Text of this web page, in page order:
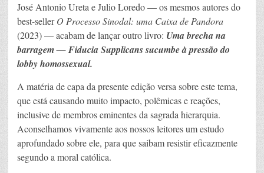
José Antonio Ureta e Julio Loredo — os mesmos autores do
best-sellerO Processo Sinodal: uma Caixa de Pandora
(2023) — acabam de lançar outro livro: Uma brecha na
barragem — Fiducia Supplicans sucumbe à pressão do
lobby homossexual.
A matéria de capa da presente edição versa sobre este tema,
que está causando muito impacto, polêmicas e reações,
inclusive de membros eminentes da sagrada hierarquia.
Aconselhamos vivamente aos nossos leitores um estudo
aprofundado sobre ele, para que saibam resistir eficazmente
segundo a moral católica.